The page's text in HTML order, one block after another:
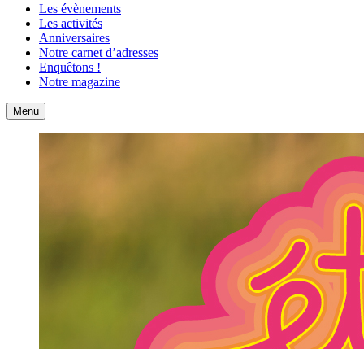
Les évènements
Les activités
Anniversaires
Notre carnet d’adresses
Enquêtons !
Notre magazine
Accueil
Menu Contact